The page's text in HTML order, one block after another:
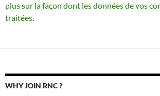
plus sur la façon dont les données de vos
traitées.
WHY JOIN RNC ?